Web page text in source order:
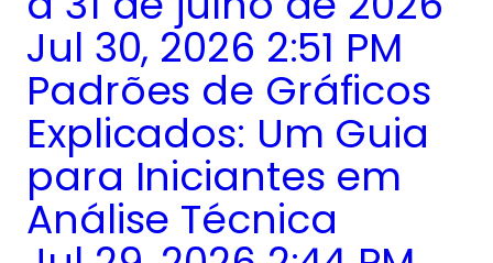
Jul 30, 2026 2:51 PM
Padrões de Gráficos
Explicados: Um Guia
para Iniciantes em
Análise Técnica